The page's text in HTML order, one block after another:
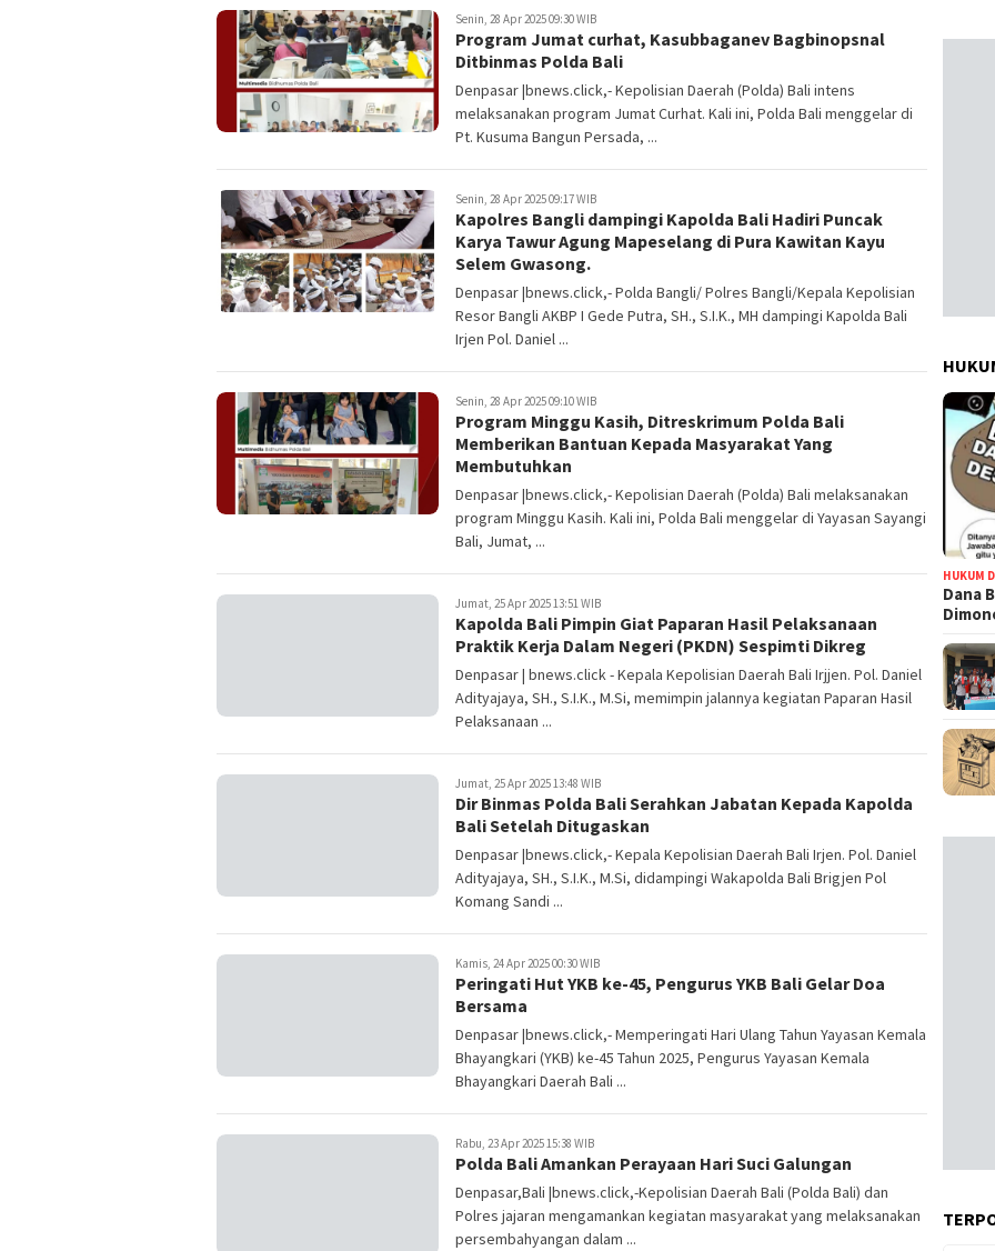
Senin, 28 Apr 2025 09:30 WIB
Program Jumat curhat, Kasubbaganev Bagbinopsnal
Ditbinmas Polda Bali
Denpasar |bnews.click,- Kepolisian Daerah (Polda) Bali intens
melaksanakan program Jumat Curhat. Kali ini, Polda Bali menggelar di
Pt. Kusuma Bangun Persada, ...
Senin, 28 Apr 2025 09:17 WIB
Kapolres Bangli dampingi Kapolda Bali Hadiri Puncak
Karya Tawur Agung Mapeselang di Pura Kawitan Kayu
Selem Gwasong.
Denpasar |bnews.click,- Polda Bangli/ Polres Bangli/Kepala Kepolisian
Resor Bangli AKBP I Gede Putra, SH., S.I.K., MH dampingi Kapolda Bali
Irjen Pol. Daniel ...
Senin, 28 Apr 2025 09:10 WIB
Program Minggu Kasih, Ditreskrimum Polda Bali
Memberikan Bantuan Kepada Masyarakat Yang
Membutuhkan
Denpasar |bnews.click,- Kepolisian Daerah (Polda) Bali melaksanakan
program Minggu Kasih. Kali ini, Polda Bali menggelar di Yayasan Sayangi
Bali, Jumat, ...
Jumat, 25 Apr 2025 13:51 WIB
Kapolda Bali Pimpin Giat Paparan Hasil Pelaksanaan
Praktik Kerja Dalam Negeri (PKDN) Sespimti Dikreg
Denpasar | bnews.click - Kepala Kepolisian Daerah Bali Irjjen. Pol. Daniel
Adityajaya, SH., S.I.K., M.Si, memimpin jalannya kegiatan Paparan Hasil
Pelaksanaan ...
Jumat, 25 Apr 2025 13:48 WIB
Dir Binmas Polda Bali Serahkan Jabatan Kepada Kapolda
Bali Setelah Ditugaskan
Denpasar |bnews.click,- Kepala Kepolisian Daerah Bali Irjen. Pol. Daniel
Adityajaya, SH., S.I.K., M.Si, didampingi Wakapolda Bali Brigjen Pol
Komang Sandi ...
Kamis, 24 Apr 2025 00:30 WIB
Peringati Hut YKB ke-45, Pengurus YKB Bali Gelar Doa
Bersama
Denpasar |bnews.click,- Memperingati Hari Ulang Tahun Yayasan Kemala
Bhayangkari (YKB) ke-45 Tahun 2025, Pengurus Yayasan Kemala
Bhayangkari Daerah Bali ...
Rabu, 23 Apr 2025 15:38 WIB
Polda Bali Amankan Perayaan Hari Suci Galungan
Denpasar,Bali |bnews.click,-Kepolisian Daerah Bali (Polda Bali) dan
Polres jajaran mengamankan kegiatan masyarakat yang melaksanakan
persembahyangan dalam ...
HUKUM
Dana